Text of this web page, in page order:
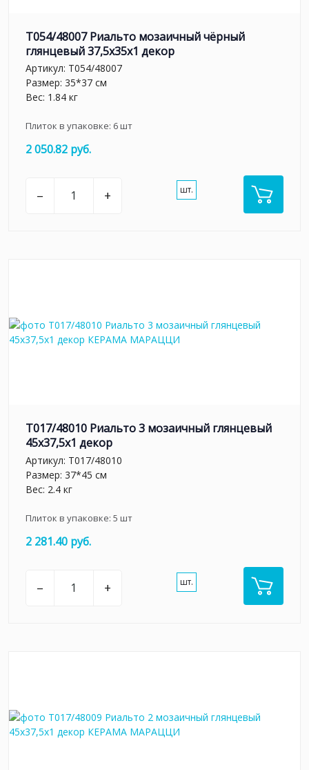
T054/48007 Риальто мозаичный чёрный
глянцевый 37,5x35x1 декор
Артикул: T054/48007
Размер: 35*37 см
Вес: 1.84 кг
Плиток в упаковке: 6шт
2 050.82 руб.
– + шт.
T017/48010 Риальто 3 мозаичный глянцевый
45x37,5x1 декор
Артикул: T017/48010
Размер: 37*45 см
Вес: 2.4 кг
Плиток в упаковке: 5 шт
2 281.40 руб.
– + шт.